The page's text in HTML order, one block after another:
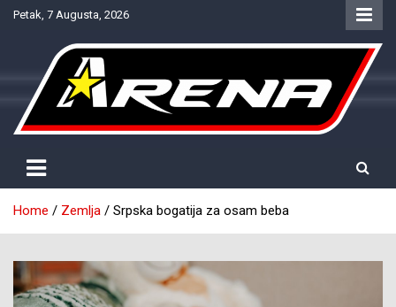
SkipPetak, 7 Augusta, 2026
NTV Arena
Home Zemlja Srpska bogatija za osam beba